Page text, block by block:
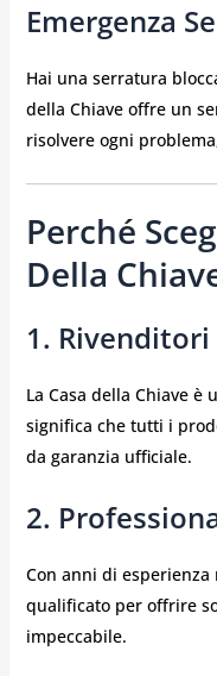
Emergenza
Hai una serratura
della Chiave offre un
risolvere ogni
Perché
Della
1.
La Casa della Chiave
significa che tutti i
da garanzia ufficiale.
2.
Con anni di
qualificato per offrire
impeccabile.